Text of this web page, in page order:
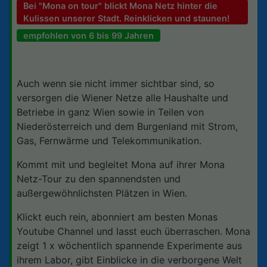
Bei "Mona on tour" blickt Mona Netz hinter die
Kulissen unserer Stadt. Reinklicken und staunen!
empfohlen von 6 bis 99 Jahren
Auch wenn sie nicht immer sichtbar sind, so
versorgen die Wiener Netze alle Haushalte und
Betriebe in ganz Wien sowie in Teilen von
Niederösterreich und dem Burgenland mit Strom,
Gas, Fernwärme und Telekommunikation.
Kommt mit und begleitet Mona auf ihrer Mona
Netz-Tour zu den spannendsten und
außergewöhnlichsten Plätzen in Wien.
Klickt euch rein, abonniert am besten Monas
Youtube Channel und lasst euch überraschen. Mona
zeigt 1 x wöchentlich spannende Experimente aus
ihrem Labor, gibt Einblicke in die verborgene Welt